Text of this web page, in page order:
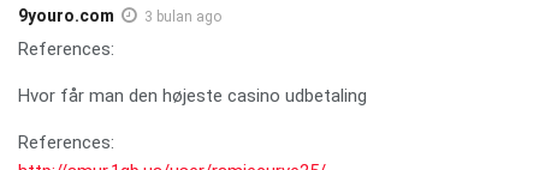
9youro.com 3 bulan ago
References:
Hvor får man den højeste casino udbetaling
References: